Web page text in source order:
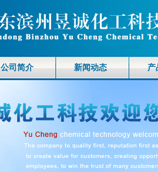
公司简介 新闻动态 产